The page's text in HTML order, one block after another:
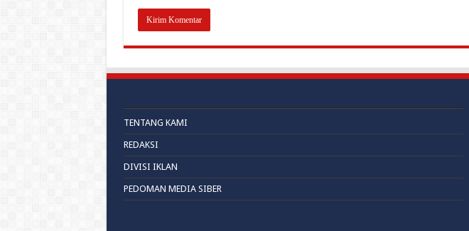
TENTANG KAMI
REDAKSI
DIVISI IKLAN
PEDOMAN MEDIA SIBER